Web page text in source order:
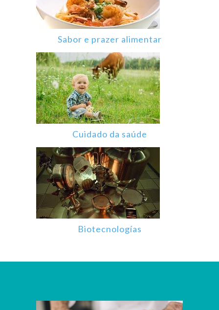
Sabor e prazer alimentar
Cuidado da saúde
Biotecnologías